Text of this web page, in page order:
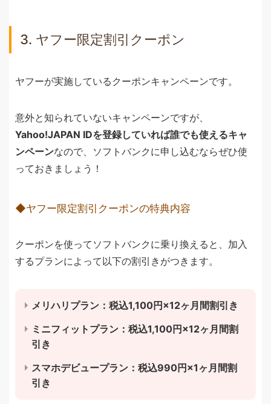
3. ヤフー限定割引クーポン
ヤフーが実施しているクーポンキャンペーンです。
意外と知られていないキャンペーンですが、
Yahoo!JAPAN IDを登録していれば誰でも使えるキャ
ンペーンなので、ソフトバンクに申し込むならぜひ使
っておきましょう！
◆ヤフー限定割引クーポンの特典内容
クーポンを使ってソフトバンクに乗り換えると、加入
するプランによって以下の割引きがつきます。
メリハリプラン：税込1,100円×12ヶ月間割引き
ミニフィットプラン：税込1,100円×12ヶ月間割
引き
スマホデビュープラン：税込990円×1ヶ月間割
引き